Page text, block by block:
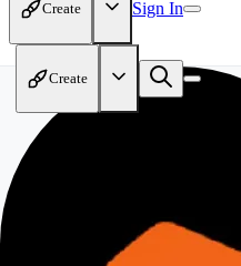
Create Sign In
Create